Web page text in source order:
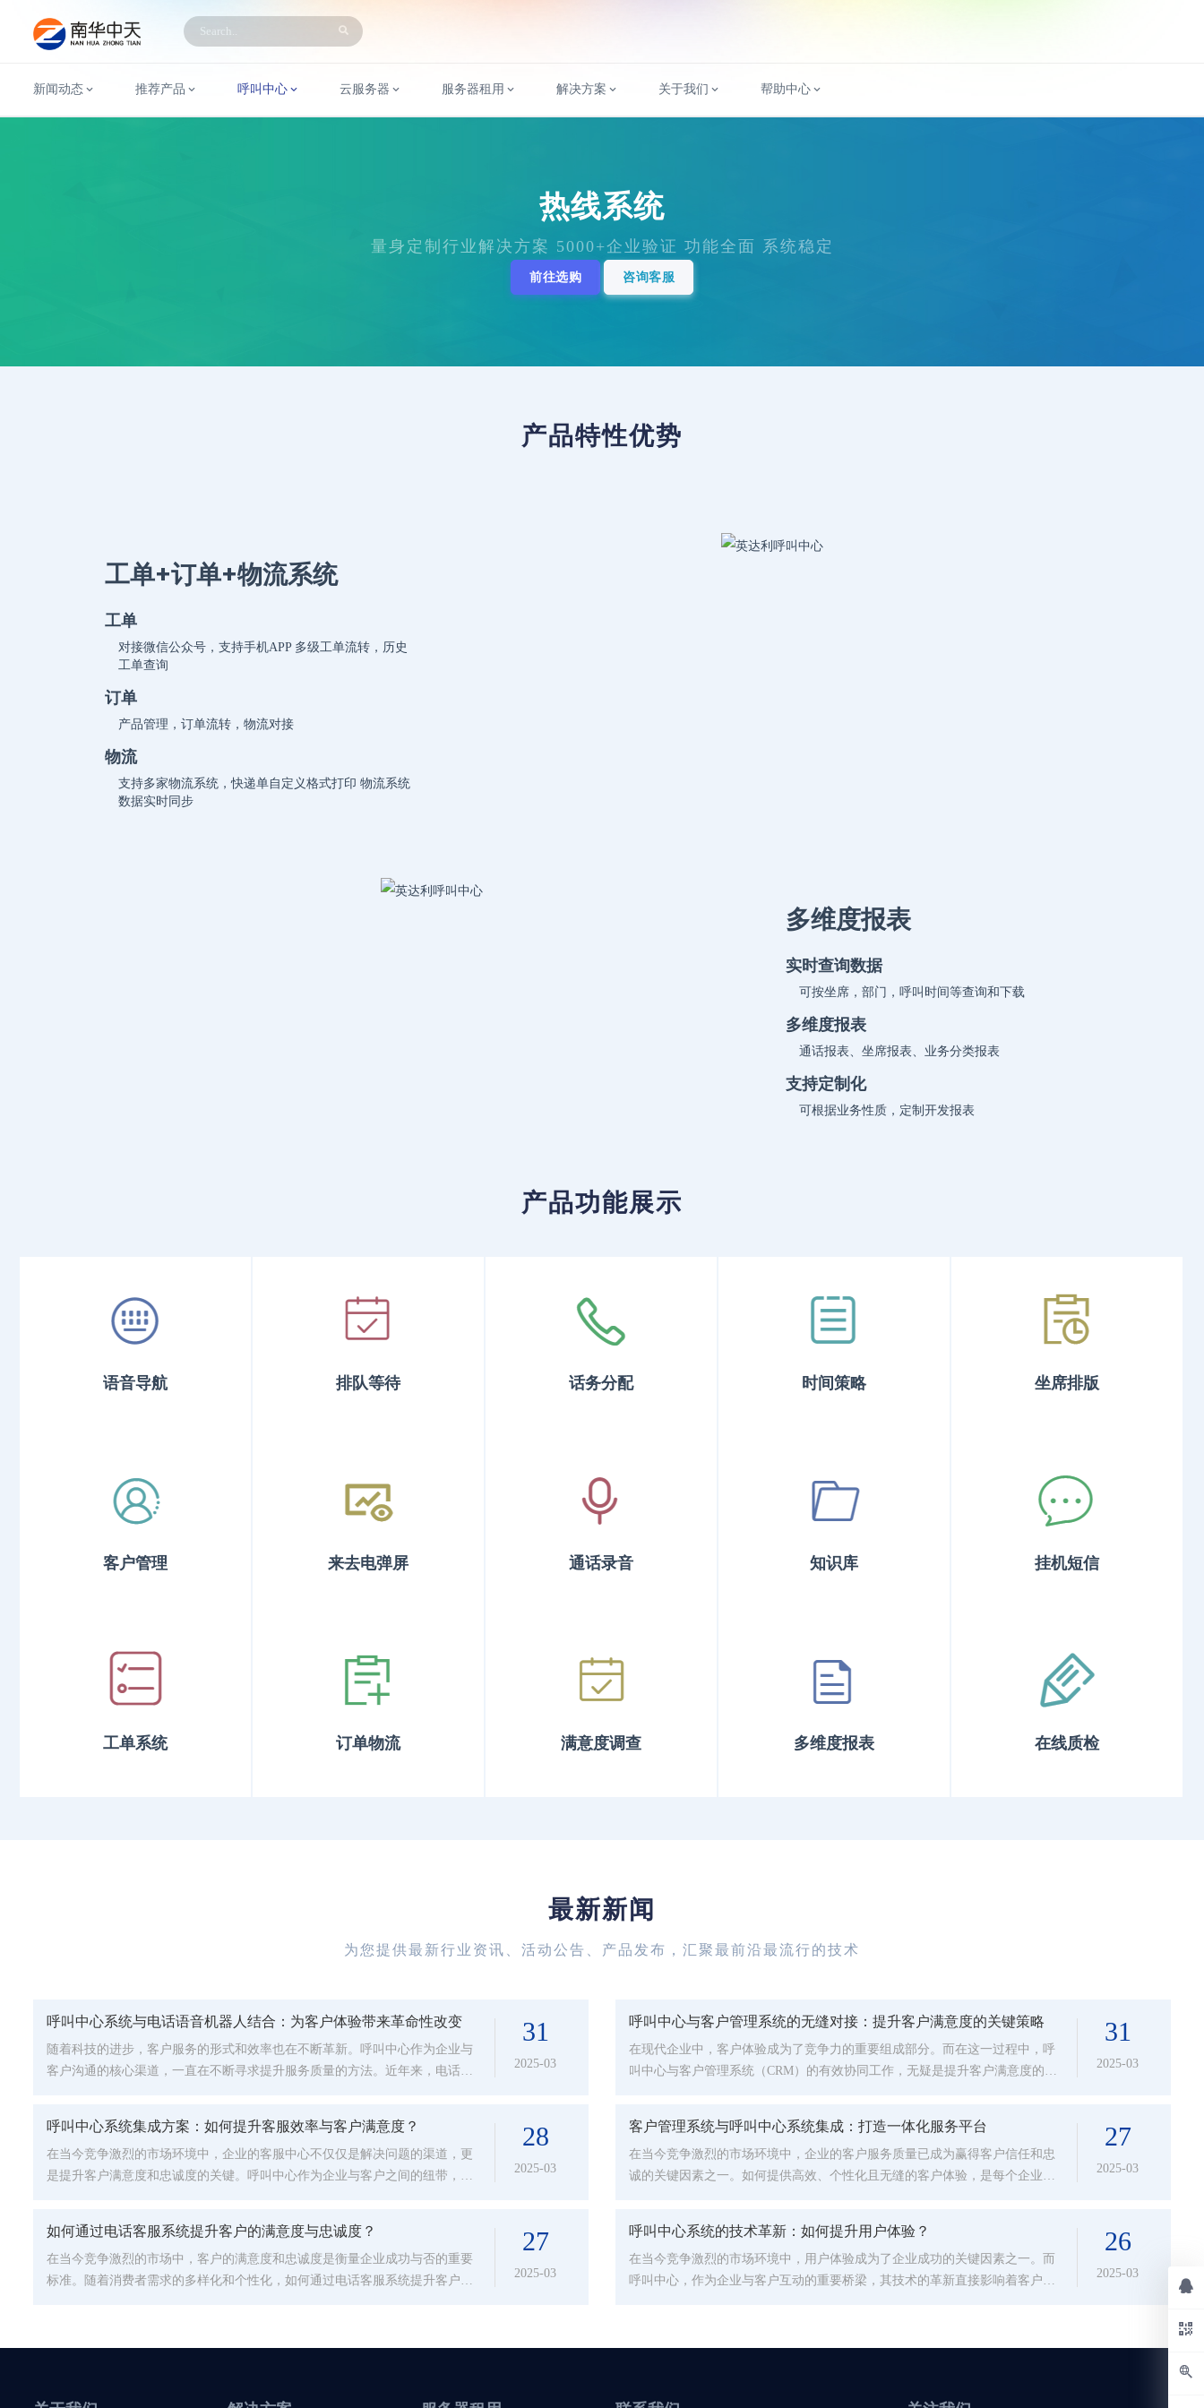
新闻动态 推荐产品 呼叫中心 云服务器 服务器租用 解决方案 关于我们 帮助中心
热线系统
量身定制行业解决方案 5000+企业验证 功能全面 系统稳定
前往选购 咨询客服
产品特性优势
工单+订单+物流系统
工单
对接微信公众号，支持手机APP 多级工单流转，历史
工单查询
订单
产品管理，订单流转，物流对接
物流
支持多家物流系统，快递单自定义格式打印 物流系统
数据实时同步
多维度报表
实时查询数据
可按坐席，部门，呼叫时间等查询和下载
多维度报表
通话报表、坐席报表、业务分类报表
支持定制化
可根据业务性质，定制开发报表
产品功能展示
语音导航 排队等待 话务分配 时间策略 坐席排版
客户管理 来去电弹屏 通话录音 知识库 挂机短信
工单系统 订单物流 满意度调查 多维度报表 在线质检
最新新闻
为您提供最新行业资讯、活动公告、产品发布，汇聚最前沿最流行的技术
呼叫中心系统与电话语音机器人结合：为客户体验带来革命性改变
随着科技的进步，客户服务的形式和效率也在不断革新。呼叫中心作为企业与
客户沟通的核心渠道，一直在不断寻求提升服务质量的方法。近年来，电话语
31
2025-03
呼叫中心与客户管理系统的无缝对接：提升客户满意度的关键策略
在现代企业中，客户体验成为了竞争力的重要组成部分。而在这一过程中，呼
叫中心与客户管理系统（CRM）的有效协同工作，无疑是提升客户满意度的关
31
2025-03
呼叫中心系统集成方案：如何提升客服效率与客户满意度？
在当今竞争激烈的市场环境中，企业的客服中心不仅仅是解决问题的渠道，更
是提升客户满意度和忠诚度的关键。呼叫中心作为企业与客户之间的纽带，其
28
2025-03
客户管理系统与呼叫中心系统集成：打造一体化服务平台
在当今竞争激烈的市场环境中，企业的客户服务质量已成为赢得客户信任和忠
诚的关键因素之一。如何提供高效、个性化且无缝的客户体验，是每个企业都
27
2025-03
如何通过电话客服系统提升客户的满意度与忠诚度？
在当今竞争激烈的市场中，客户的满意度和忠诚度是衡量企业成功与否的重要
标准。随着消费者需求的多样化和个性化，如何通过电话客服系统提升客户的
27
2025-03
呼叫中心系统的技术革新：如何提升用户体验？
在当今竞争激烈的市场环境中，用户体验成为了企业成功的关键因素之一。而
呼叫中心，作为企业与客户互动的重要桥梁，其技术的革新直接影响着客户的
26
2025-03